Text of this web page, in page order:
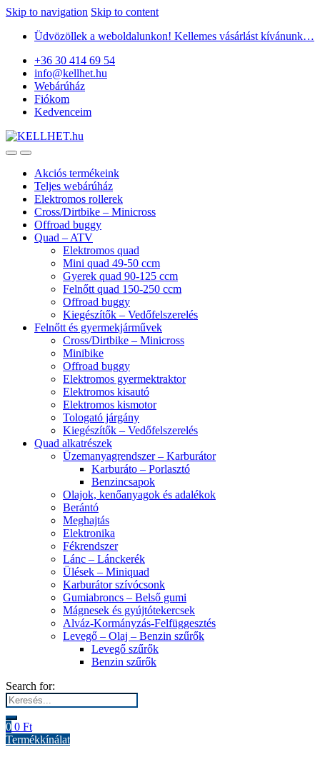
Skip to navigation Skip to content
Üdvözöllek a weboldalunkon! Kellemes vásárlást kívánunk…
+36 30 414 69 54
info@kellhet.hu
Webárúház
Fiókom
Kedvenceim
Akciós termékeink
Teljes webárúház
Elektromos rollerek
Cross/Dirtbike – Minicross
Offroad buggy
Quad – ATV
Elektromos quad
Mini quad 49-50 ccm
Gyerek quad 90-125 ccm
Felnőtt quad 150-250 ccm
Offroad buggy
Kiegészítők – Vedőfelszerelés
Felnőtt és gyermekjárművek
Cross/Dirtbike – Minicross
Minibike
Offroad buggy
Elektromos gyermektraktor
Elektromos kisautó
Elektromos kismotor
Tologató járgány
Kiegészítők – Vedőfelszerelés
Quad alkatrészek
Üzemanyagrendszer – Karburátor
Karburáto – Porlasztó
Benzincsapok
Olajok, kenőanyagok és adalékok
Berántó
Meghajtás
Elektronika
Fékrendszer
Lánc – Lánckerék
Ülések – Miniquad
Karburátor szívócsonk
Gumiabroncs – Belső gumi
Mágnesek és gyújtótekercsek
Alváz-Kormányzás-Felfüggesztés
Levegő – Olaj – Benzin szűrők
Levegő szűrők
Benzin szűrők
Search for:
0 0 Ft
Termékkínálat